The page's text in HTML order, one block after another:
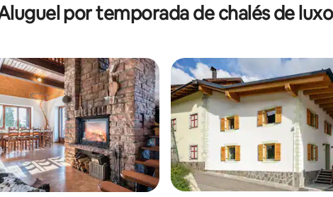
por temporada de chalés de luxo